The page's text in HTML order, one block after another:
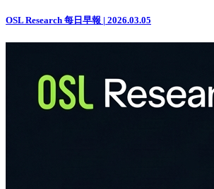
OSL Research 每日早報 | 2026.03.05